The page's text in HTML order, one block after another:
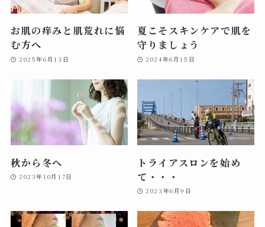
お肌の痒みと肌荒れに悩
む方へ
2025年6月13日
夏こそスキンケアで肌を
守りましょう
2024年6月15日
秋から冬へ
2023年10月17日
トライアスロンを始め
て・・・
2023年6月9日